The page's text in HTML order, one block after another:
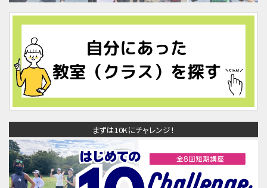
まずは10Kにチャレンジ！